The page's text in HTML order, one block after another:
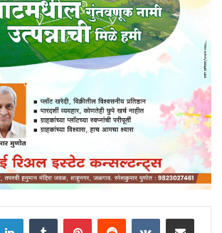
LinkedInTumblr PinterestReddit VKontakteShare via Email